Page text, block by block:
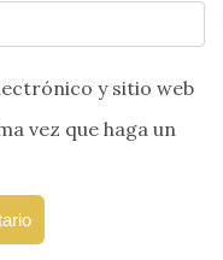
y sitio web
vez que haga un